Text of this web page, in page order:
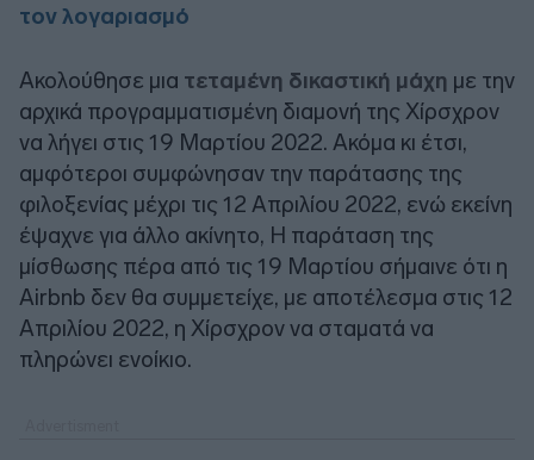
τον λογαριασμό
Ακολούθησε μια τεταμένη δικαστική μάχη με την
αρχικά προγραμματισμένη διαμονή της Χίρσχρον
να λήγει στις 19 Μαρτίου 2022. Ακόμα κι έτσι,
αμφότεροι συμφώνησαν την παράτασης της
φιλοξενίας μέχρι τις 12 Απριλίου 2022, ενώ εκείνη
έψαχνε για άλλο ακίνητο, Η παράταση της
μίσθωσης πέρα από τις 19 Μαρτίου σήμαινε ότι η
Airbnb δεν θα συμμετείχε, με αποτέλεσμα στις 12
Απριλίου 2022, η Χίρσχρον να σταματά να
πληρώνει ενοίκιο.